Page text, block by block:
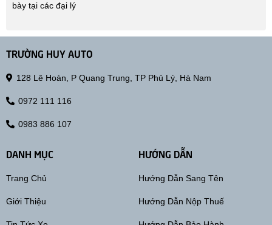
bày tại các đại lý
TRƯỜNG HUY AUTO
128 Lê Hoàn, P Quang Trung, TP Phủ Lý, Hà Nam
0972 111 116
0983 886 107
DANH MỤC
Trang Chủ
Giới Thiệu
HƯỚNG DẪN
Hướng Dẫn Sang Tên
Hướng Dẫn Nộp Thuế